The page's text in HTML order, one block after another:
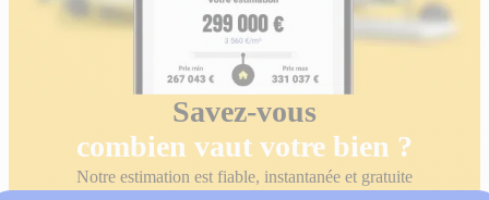
Savez-vous
combien vaut votre bien ?
Notre estimation est fiable, instantanée et gratuite